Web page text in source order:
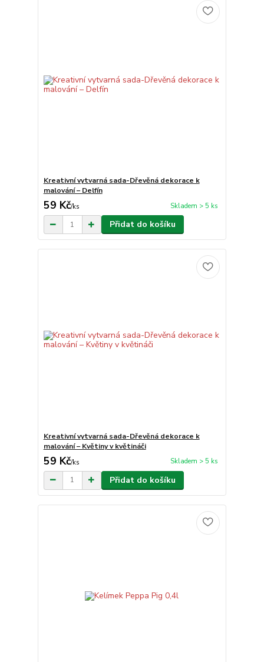
Kreativní vytvarná sada-Dřevěná dekorace k
malování – Delfín
59 Kč/ks Skladem > 5 ks
Přidat do košíku
Kreativní vytvarná sada-Dřevěná dekorace k
malování – Květiny v květináči
59 Kč/ks Skladem > 5 ks
Přidat do košíku